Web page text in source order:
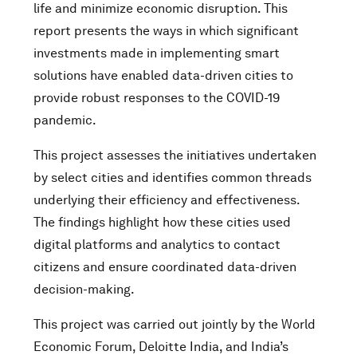
life and minimize economic disruption. This
report presents the ways in which significant
investments made in implementing smart
solutions have enabled data-driven cities to
provide robust responses to the COVID-19
pandemic.
This project assesses the initiatives undertaken
by select cities and identifies common threads
underlying their efficiency and effectiveness.
The findings highlight how these cities used
digital platforms and analytics to contact
citizens and ensure coordinated data-driven
decision-making.
This project was carried out jointly by the World
Economic Forum, Deloitte India, and India’s